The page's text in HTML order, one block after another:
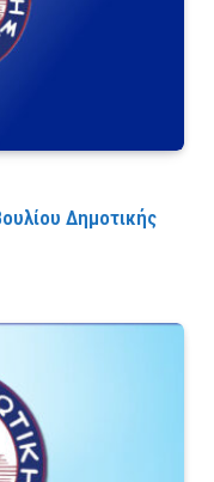
Δημοτικής